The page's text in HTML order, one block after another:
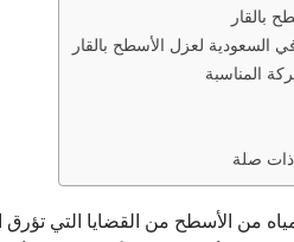
بالقار
السعودية لعزل الأسطح بالقار
المناسبة
صلة
من الأسطح من القضايا التي تؤرق